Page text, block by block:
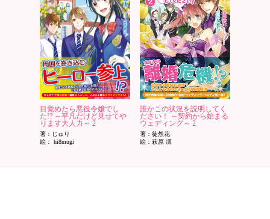
目覚めたら悪役令嬢でし
た!? ～平凡だけど見せてや
ります大人力～ 2
著：じゅり
絵： hi8mugi
誰かこの状況を説明してく
ださい！ ～契約から始まる
ウェディング～ 2
著：徒然花
絵：萩原 凛